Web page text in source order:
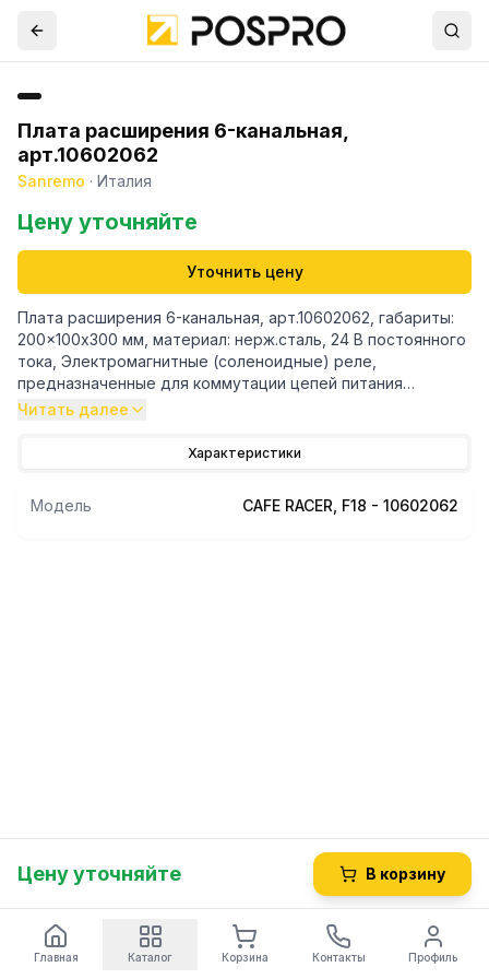
Плата расширения 6-канальная,
арт.10602062
Sanremo · Италия
Цену уточняйте
Уточнить цену
Плата расширения 6-канальная, арт.10602062, габариты:
200x100х300 мм, материал: нерж.сталь, 24 В постоянного
тока, Электромагнитные (соленоидные) реле,
предназначенные для коммутации цепей питания
различных компонентов кофемашины
Читать далее
Характеристики
Модель CAFE RACER, F18 - 10602062
Цену уточняйте В корзину
Главная Каталог Корзина Контакты Профиль